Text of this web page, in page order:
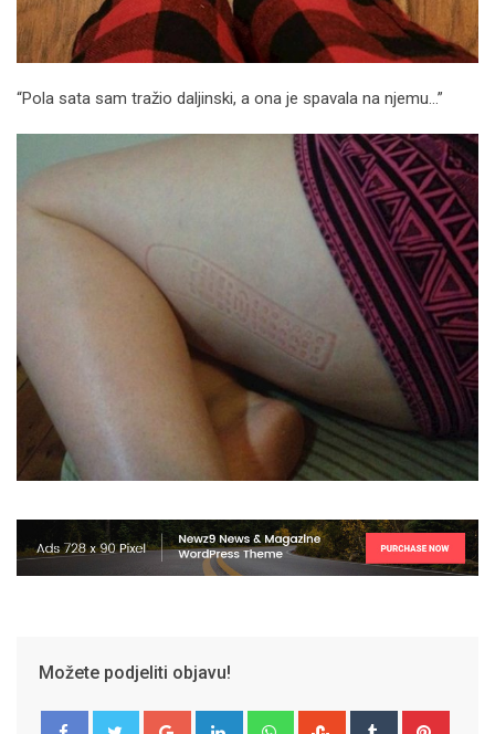
“Pola sata sam tražio daljinski, a ona je spavala na njemu…”
Možete podjeliti objavu!
Google+ LinkedIn WhatsappStumbleUpon
Tumblr